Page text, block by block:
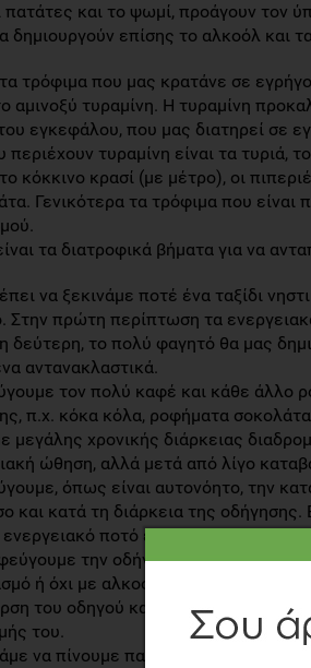
πατάτες και το ψωμί, προάγουν τον
δημιουργούν επίσης το αλκοόλ και
τρόφιμα που μας κρατάνε σε
αμινοξύ τυραμίνη. Η τυραμίνη
εγκεφάλου, που μας διατηρεί σε
τυραμίνη είναι τα τυριά,
κόκκινο κρασί (με μέτρο), οι
Γενικότερα τα τρόφιμα που
τα διατροφικά βήματα για να
να ξεκινάμε ποτέ ένα ταξίδι
Στην πρώτη περίπτωση τα
δεύτερη, το πολύ φαγητό θα μας
αντανακλαστικά.
τον πολύ καφέ και κάθε άλλο
π.χ. κόκα κόλα, ροφήματα
μεγάλης χρονικής διάρκειας
ώθηση, αλλά μετά από λίγο
όπως είναι αυτονόητο, την
και κατά τη διάρκεια της
ενεργειακό ποτό είναι εξίσου
την οδήγηση και σε
ή όχι με αλκοόλ. Οι παραπάνω
του οδηγού και τον καθιστούν
του.
να πίνουμε παγωμένο νερό κάθε